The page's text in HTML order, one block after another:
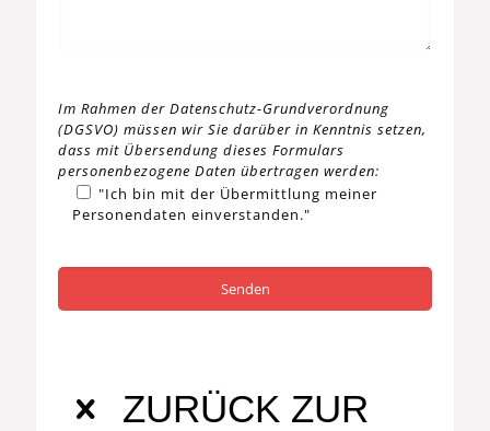
Im Rahmen der Datenschutz-Grundverordnung
(DGSVO) müssen wir Sie darüber in Kenntnis setzen,
dass mit Übersendung dieses Formulars
personenbezogene Daten übertragen werden:
"Ich bin mit der Übermittlung meiner
Personendaten einverstanden."
ZURÜCK ZUR